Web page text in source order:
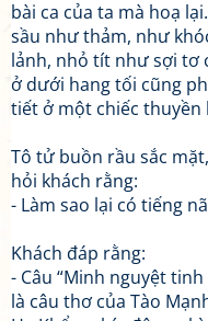
bài ca của ta mà hoạ
sầu như thảm, như
lảnh, nhỏ tít như sợi tơ
ở dưới hang tối cũng
tiết ở một chiếc thuyền
Tô tử buồn rầu sắc
hỏi khách rằng:
- Làm sao lại có tiếng
Khách đáp rằng:
- Câu “Minh nguyệt
là câu thơ của Tào